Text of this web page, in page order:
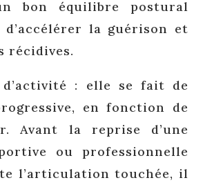
bon équilibre postural
la guérison et
récidives.
d’activité : elle se fait de
en fonction de
Avant la reprise d’une
ou professionnelle
l’articulation touchée, il